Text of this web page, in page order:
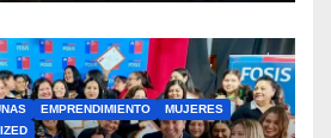
EMPRENDIMIENTO
MUJERES